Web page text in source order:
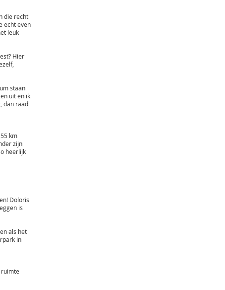
die recht
echt even
leuk
Hier
staan
uit en ik
dan raad
km
zijn
heerlijk
Doloris
is
als het
in
ruimte